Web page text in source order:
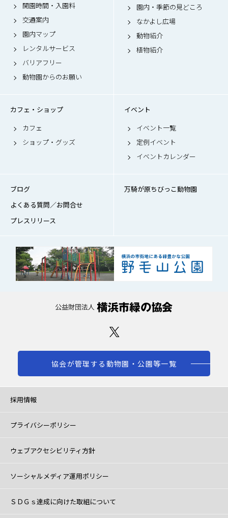
開園時間・入園料
交通案内
園内マップ
レンタルサービス
バリアフリー
動物園からのお願い
園内・季節の見どころ
なかよし広場
動物紹介
植物紹介
カフェ・ショップ
カフェ
ショップ・グッズ
イベント
イベント一覧
定例イベント
イベントカレンダー
ブログ
よくある質問／お問合せ
プレスリリース
万騎が原ちびっこ動物園
協会が管理する動物園・公園等一覧
採用情報
プライバシーポリシー
ウェブアクセシビリティ方針
ソーシャルメディア運用ポリシー
ＳＤＧｓ達成に向けた取組について